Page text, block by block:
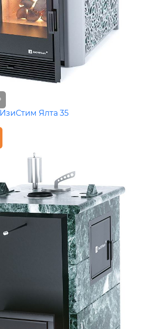
Ялта 35